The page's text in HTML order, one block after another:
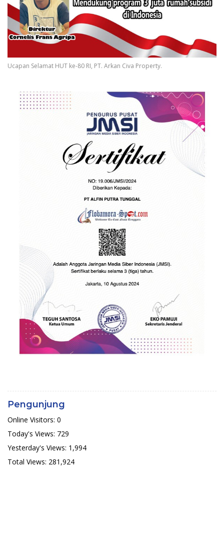
Ucapan Selamat HUT ke-80 RI, PT. Arkan Civa Property.
Pengunjung
Online Visitors: 0
Today's Views: 729
Yesterday's Views: 1,994
Total Views: 281,924